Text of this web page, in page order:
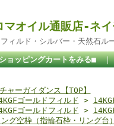
マオイル通販店-ネ
ィルド・シルバー・天然石ル
ョッピングカートをみる■
ャーガイダンス【TOP】
ゴールドフィルド >
ゴールドフィルド >
ング空枠（指輪石枠・リング台